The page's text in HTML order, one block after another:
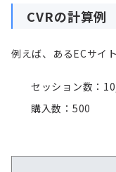
CVRの計算例
例えば、あるECサイ
セッション数：
購入数：500